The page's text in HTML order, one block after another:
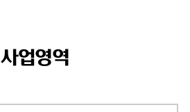
사업영역